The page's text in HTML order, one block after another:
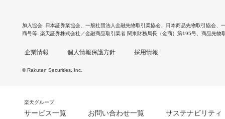
加入協会 日本証券業協会 一般社団法人金融先物取引業協会 日本商品先物取引協会
商号等 楽天証券株式会社／金融商品取引業者 関東財務局長（金商）第195号、商品先物
企業情報 個人情報保護方針 採用情報
© Rakuten Securities, Inc.
楽天グループ
サービス一覧 お問い合わせ一覧 サステナビリティ